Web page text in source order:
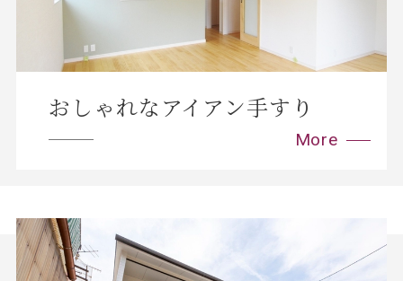
おしゃれなアイアン手すり